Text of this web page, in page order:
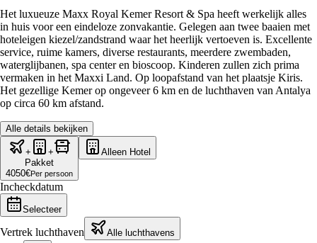
Het luxueuze Maxx Royal Kemer Resort & Spa heeft werkelijk alles
in huis voor een eindeloze zonvakantie. Gelegen aan twee baaien met
hoteleigen kiezel/zandstrand waar het heerlijk vertoeven is. Excellente
service, ruime kamers, diverse restaurants, meerdere zwembaden,
waterglijbanen, spa center en bioscoop. Kinderen zullen zich prima
vermaken in het Maxxi Land. Op loopafstand van het plaatsje Kiris.
Het gezellige Kemer op ongeveer 6 km en de luchthaven van Antalya
op circa 60 km afstand.
Alle details bekijken
+
+
Pakket
4050€Per persoon
Alleen Hotel
Incheckdatum
Selecteer
Vertrek luchthaven Alle luchthavens